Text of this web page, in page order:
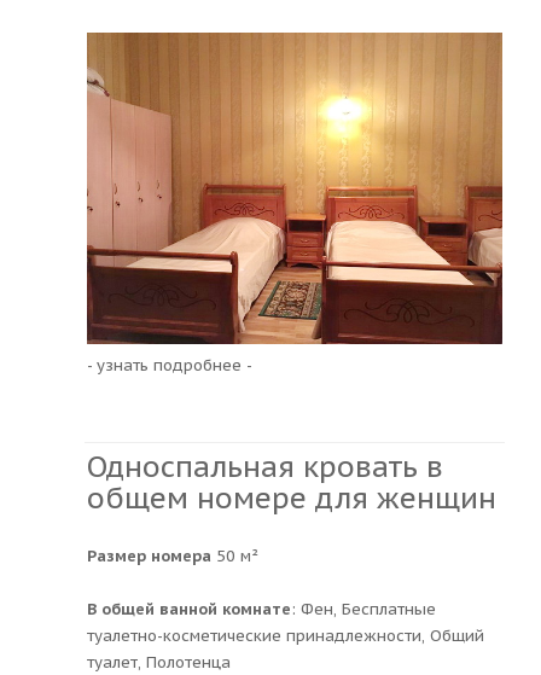
- узнать подробнее -
Односпальная кровать в
общем номере для женщин
Размер номера 50 м²
В общей ванной комнате: Фен, Бесплатные
туалетно-косметические принадлежности, Общий
туалет, Полотенца